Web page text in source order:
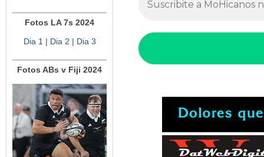
Fotos LA 7s 2024
Dia 1 | Dia 2 | Dia 3
Fotos ABs v Fiji 2024